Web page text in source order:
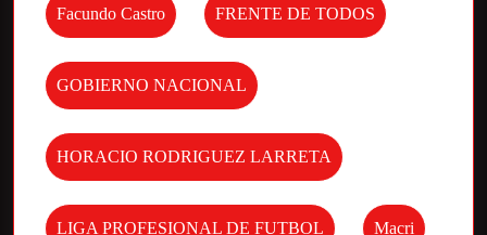
Facundo Castro FRENTE DE TODOS
GOBIERNO NACIONAL
HORACIO RODRIGUEZ LARRETA
LIGA PROFESIONAL DE FUTBOL Macri